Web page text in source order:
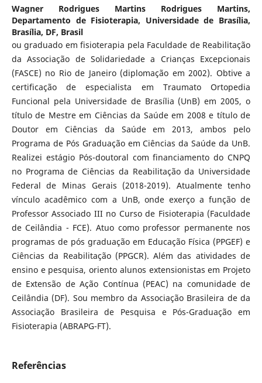
Wagner Rodrigues Martins Rodrigues Martins,
Departamento de Fisioterapia, Universidade de Brasília,
Brasília, DF, Brasil
ou graduado em fisioterapia pela Faculdade de Reabilitação
da Associação de Solidariedade a Crianças Excepcionais
(FASCE) no Rio de Janeiro (diplomação em 2002). Obtive a
certificação de especialista em Traumato Ortopedia
Funcional pela Universidade de Brasília (UnB) em 2005, o
título de Mestre em Ciências da Saúde em 2008 e título de
Doutor em Ciências da Saúde em 2013, ambos pelo
Programa de Pós Graduação em Ciências da Saúde da UnB.
Realizei estágio Pós-doutoral com financiamento do CNPQ
no Programa de Ciências da Reabilitação da Universidade
Federal de Minas Gerais (2018-2019). Atualmente tenho
vínculo acadêmico com a UnB, onde exerço a função de
Professor Associado III no Curso de Fisioterapia (Faculdade
de Ceilândia - FCE). Atuo como professor permanente nos
programas de pós graduação em Educação Física (PPGEF) e
Ciências da Reabilitação (PPGCR). Além das atividades de
ensino e pesquisa, oriento alunos extensionistas em Projeto
de Extensão de Ação Contínua (PEAC) na comunidade de
Ceilândia (DF). Sou membro da Associação Brasileira de da
Associação Brasileira de Pesquisa e Pós-Graduação em
Fisioterapia (ABRAPG-FT).
Referências